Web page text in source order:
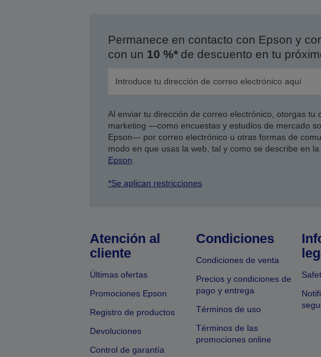
Permanece en contacto con Epson y
con un 10 %*de descuento en tu
Al enviar tu dirección de correo electrónico, otorgas
marketing —como encuestas y estudios de mercado
Epson— por correo electrónico u otras formas de
modo en que usas la web, tal y como se describe en la
Epson.
*Se aplican restricciones
Atención al
cliente
Últimas ofertas
Promociones Epson
Registro de productos
Devoluciones
Control de garantía
Condiciones
Condiciones de venta
Precios y condiciones de
pago y entrega
Términos de uso
Términos de las
promociones online